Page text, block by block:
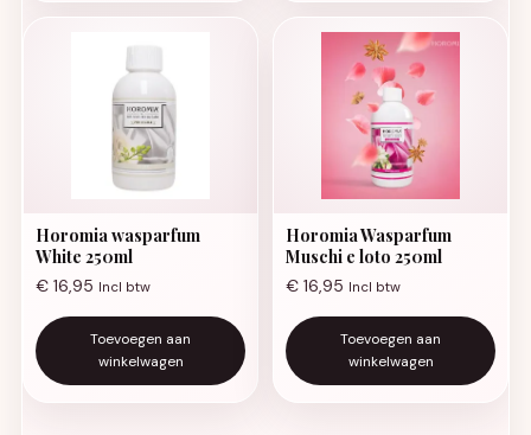
Horomia wasparfum
White 250ml
€ 16,95 Incl btw
Toevoegen aan
winkelwagen
Horomia Wasparfum
Muschi e loto 250ml
€ 16,95 Incl btw
Toevoegen aan
winkelwagen